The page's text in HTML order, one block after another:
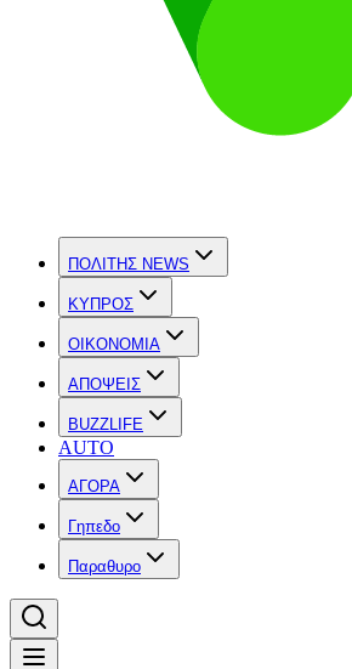
ΠΟΛΙΤΗΣ NEWS
ΚΥΠΡΟΣ
OIKONOMIA
ΑΠΟΨΕΙΣ
BUZZLIFE
AUTO
ΑΓΟΡΑ
Γηπεδο
Παραθυρο